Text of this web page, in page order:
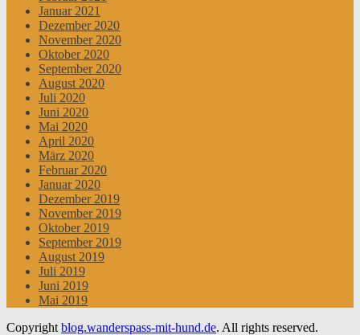
Januar 2021
Dezember 2020
November 2020
Oktober 2020
September 2020
August 2020
Juli 2020
Juni 2020
Mai 2020
April 2020
März 2020
Februar 2020
Januar 2020
Dezember 2019
November 2019
Oktober 2019
September 2019
August 2019
Juli 2019
Juni 2019
Mai 2019
Copyright blog.wanderspass-mit-hund.de. All rights reserved.